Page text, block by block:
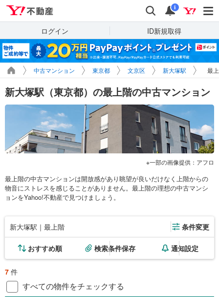
検索 通知
i
ログイン ID新規取得
中古マンション 東京都 文京区 新大塚駅 最
新大塚駅（東京都）の最上階の中古マンション
一部の画像提供：アフロ
最上階の中古マンションは開放感があり眺望が良いだけなく上階からの
物音にストレスを感じることがありません。最上階の理想の中古マンシ
ョンをYahoo!不動産で見つけましょう。
新大塚駅｜最上階 条件変更
おすすめ順 検索条件保存 通知設定
7 件
すべての物件をチェックする